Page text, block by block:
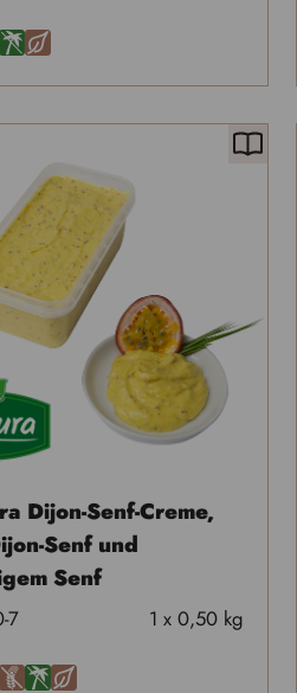
Ä H
Dijon-Senf-Creme,
Senf und
Senf
7 1 x 0,50 kg
U Ä H